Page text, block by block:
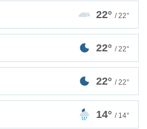
22° / 22°
22° / 22°
22° / 22°
14° / 14°